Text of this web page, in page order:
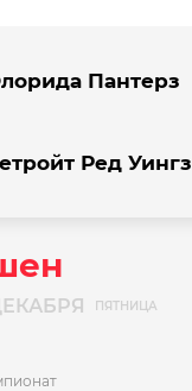
Пантерз
Ред Уингз
ПЯТНИЦА